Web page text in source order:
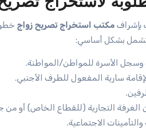
بإشراف مكتب استخراج تصريح زواج
تشمل بشكل أساسي:
وسجل الأسرة للمواطن/المواطنة.
سارية المفعول للطرف الأجنبي.
التجارية (للقطاع الخاص) أو
الاجتماعية.